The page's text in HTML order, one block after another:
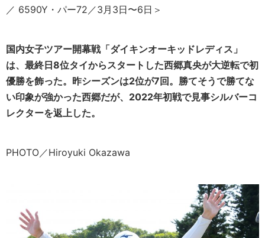
／ 6590Y・パー72／3月3日〜6日＞
国内女子ツアー開幕戦「ダイキンオーキッドレディス」
は、最終日8位タイからスタートした西郷真央が大逆転で初
優勝を飾った。昨シーズンは2位が7回。勝てそうで勝てな
い印象が強かった西郷だが、2022年初戦で見事シルバーコ
レクターを返上した。
PHOTO／Hiroyuki Okazawa